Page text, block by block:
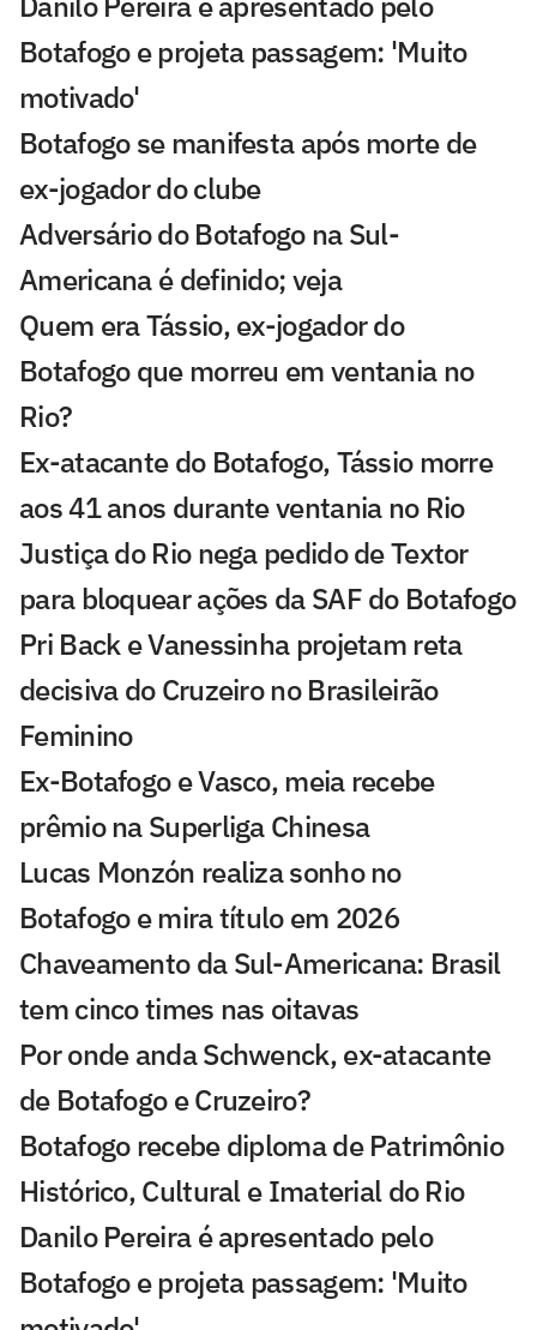
Botafogo e projeta passagem: 'Muito
motivado'
Botafogo se manifesta após morte de
ex-jogador do clube
Adversário do Botafogo na Sul-
Americana é definido; veja
Quem era Tássio, ex-jogador do
Botafogo que morreu em ventania no
Rio?
Ex-atacante do Botafogo, Tássio morre
aos 41 anos durante ventania no Rio
Justiça do Rio nega pedido de Textor
para bloquear ações da SAF do Botafogo
Pri Back e Vanessinha projetam reta
decisiva do Cruzeiro no Brasileirão
Feminino
Ex-Botafogo e Vasco, meia recebe
prêmio na Superliga Chinesa
Lucas Monzón realiza sonho no
Botafogo e mira título em 2026
Chaveamento da Sul-Americana: Brasil
tem cinco times nas oitavas
Por onde anda Schwenck, ex-atacante
de Botafogo e Cruzeiro?
Botafogo recebe diploma de Patrimônio
Histórico, Cultural e Imaterial do Rio
Danilo Pereira é apresentado pelo
Botafogo e projeta passagem: 'Muito